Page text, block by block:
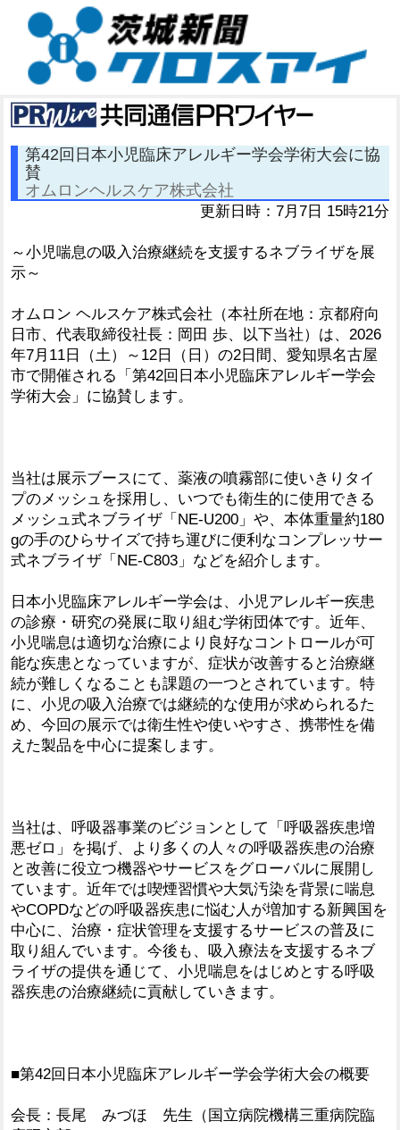
第42回日本小児臨床アレルギー学会学術大会に協
賛
オムロンヘルスケア株式会社
更新日時：7月7日 15時21分
～小児喘息の吸入治療継続を支援するネブライザを展
示～
オムロン ヘルスケア株式会社（本社所在地：京都府向
日市、代表取締役社長：岡田 歩、以下当社）は、2026
年7月11日（土）～12日（日）の2日間、愛知県名古屋
市で開催される「第42回日本小児臨床アレルギー学会
学術大会」に協賛します。
当社は展示ブースにて、薬液の噴霧部に使いきりタイ
プのメッシュを採用し、いつでも衛生的に使用できる
メッシュ式ネブライザ「NE-U200」や、本体重量約180
gの手のひらサイズで持ち運びに便利なコンプレッサー
式ネブライザ「NE-C803」などを紹介します。
日本小児臨床アレルギー学会は、小児アレルギー疾患
の診療・研究の発展に取り組む学術団体です。近年、
小児喘息は適切な治療により良好なコントロールが可
能な疾患となっていますが、症状が改善すると治療継
続が難しくなることも課題の一つとされています。特
に、小児の吸入治療では継続的な使用が求められるた
め、今回の展示では衛生性や使いやすさ、携帯性を備
えた製品を中心に提案します。
当社は、呼吸器事業のビジョンとして「呼吸器疾患増
悪ゼロ」を掲げ、より多くの人々の呼吸器疾患の治療
と改善に役立つ機器やサービスをグローバルに展開し
ています。近年では喫煙習慣や大気汚染を背景に喘息
やCOPDなどの呼吸器疾患に悩む人が増加する新興国を
中心に、治療・症状管理を支援するサービスの普及に
取り組んでいます。今後も、吸入療法を支援するネブ
ライザの提供を通じて、小児喘息をはじめとする呼吸
器疾患の治療継続に貢献していきます。
■第42回日本小児臨床アレルギー学会学術大会の概要
会長：長尾 みづほ 先生（国立病院機構三重病院臨